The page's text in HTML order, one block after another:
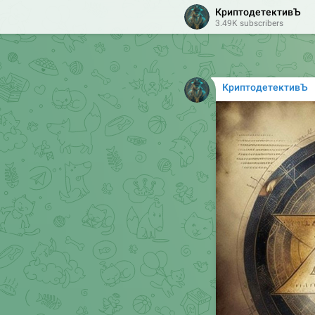
КриптодетективЪ
3.49K subscribers
КриптодетективЪ